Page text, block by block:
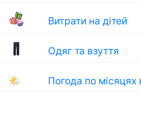
Витрати на дітей
Одяг та взуття
🌤 Погода по